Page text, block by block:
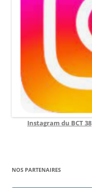
Instagram du BCT 38
NOS PARTENAIRES